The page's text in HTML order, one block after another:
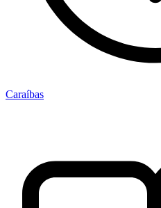
Caraíbas